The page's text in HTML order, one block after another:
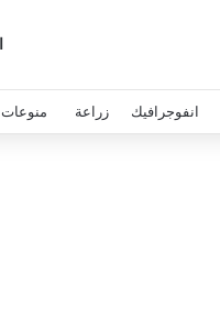
انفوجرافيك زراعة منوعات